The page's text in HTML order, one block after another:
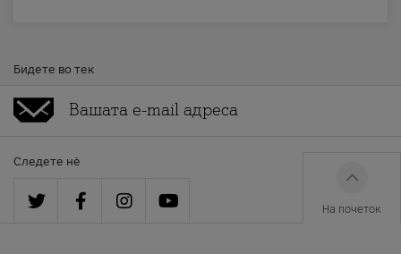
Бидете во тек
Следете нè
На почеток